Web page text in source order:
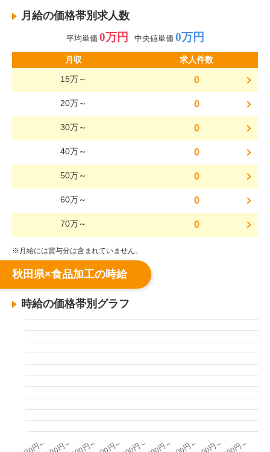
月給の価格帯別求人数
平均単価 0万円 中央値単価 0万円
月収
求人件数
15万～
0
20万～ 0
30万～ 0
40万～ 0
50万～ 0
60万～ 0
70万～ 0
※月給には賞与分は含まれていません。
秋田県×食品加工の時給
時給の価格帯別グラフ